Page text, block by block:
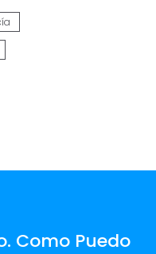
Como Puedo